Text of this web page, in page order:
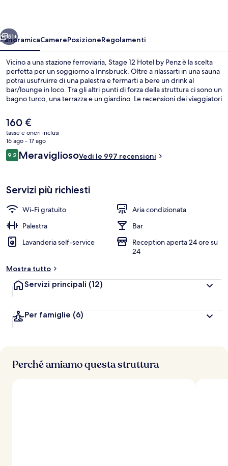
Avanti
51+
PanoramicaCamerePosizioneRegolamenti
Vicino a una stazione ferroviaria, Stage 12 Hotel by Penz è la scelta
perfetta per un soggiorno a Innsbruck. Oltre a rilassarti in una sauna
potrai usufruirre di una palestra e fermarti a bere un drink al
bar/lounge in loco. Tra gli altri punti di forza della struttura ci sono un
bagno turco, una terrazza e un giardino. Le recensioni dei viaggiatori
Il
prezzo
attuale
è
160 €
160 €
tasse e oneri inclusi
16 ago - 17 ago
Recensioni
9,29,2 su 10
MeravigliosoVedi le 997 recensioni
Servizi più richiesti
Wi-Fi gratuito
Aria condizionata
Palestra
Bar
Lavanderia self-service
Reception aperta 24 ore su
24
Mostra tutto
Servizi principali (12)
Per famiglie (6)
Perché amiamo questa struttura